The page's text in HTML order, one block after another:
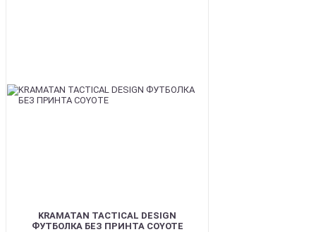
KRAMATAN TACTICAL DESIGN
ФУТБОЛКА БЕЗ ПРИНТА COYOTE